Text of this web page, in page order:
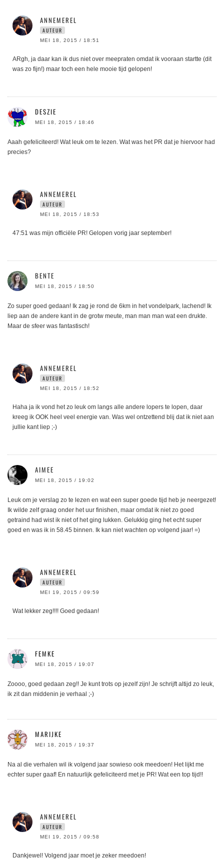
ANNEMEREL
AUTEUR
MEI 18, 2015 / 18:51
ARgh, ja daar kan ik dus niet over meepraten omdat ik vooraan startte (dit
was zo fijn!) maar toch een hele mooie tijd gelopen!
DESZIE
MEI 18, 2015 / 18:46
Aaah gefeliciteerd! Wat leuk om te lezen. Wat was het PR dat je hiervoor had
precies?
ANNEMEREL
AUTEUR
MEI 18, 2015 / 18:53
47:51 was mijn officiële PR! Gelopen vorig jaar september!
BENTE
MEI 18, 2015 / 18:50
Zo super goed gedaan! Ik zag je rond de 6km in het vondelpark, lachend! Ik
liep aan de andere kant in de grotw meute, man man man wat een drukte.
Maar de sfeer was fantastisch!
ANNEMEREL
AUTEUR
MEI 18, 2015 / 18:52
Haha ja ik vond het zo leuk om langs alle andere lopers te lopen, daar
kreeg ik OOK heel veel energie van. Was wel ontzettend blij dat ik niet aan
jullie kant liep ;-)
AIMEE
MEI 18, 2015 / 19:02
Leuk om je verslag zo te lezen en wat een super goede tijd heb je neergezet!
Ik wilde zelf graag onder het uur finishen, maar omdat ik niet zo goed
getraind had wist ik niet of het ging lukken. Gelukkig ging het echt super
goed en was ik in 58.45 binnen. Ik kan niet wachten op volgend jaar! =)
ANNEMEREL
AUTEUR
MEI 19, 2015 / 09:59
Wat lekker zeg!!!! Goed gedaan!
FEMKE
MEI 18, 2015 / 19:07
Zoooo, goed gedaan zeg!! Je kunt trots op jezelf zijn! Je schrijft altijd zo leuk,
ik zit dan middenin je verhaal ;-)
MARIJKE
MEI 18, 2015 / 19:37
Na al die verhalen wil ik volgend jaar sowieso ook meedoen! Het lijkt me
echter super gaaf! En natuurlijk gefeliciteerd met je PR! Wat een top tijd!!
ANNEMEREL
AUTEUR
MEI 19, 2015 / 09:58
Dankjewel! Volgend jaar moet je zeker meedoen!